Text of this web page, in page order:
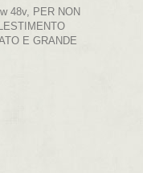
48v, PER NON
E GRANDE